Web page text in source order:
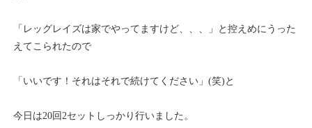
「レッグレイズは家でやってますけど、、、」と控えめにうった
えてこられたので
「いいです！それはそれで続けてください」(笑)と
今日は20回2セットしっかり行いました。